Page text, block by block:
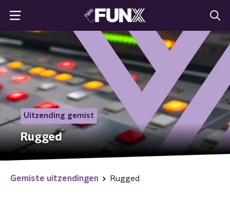
Uitzending gemist
Rugged
Gemiste uitzendingen Rugged